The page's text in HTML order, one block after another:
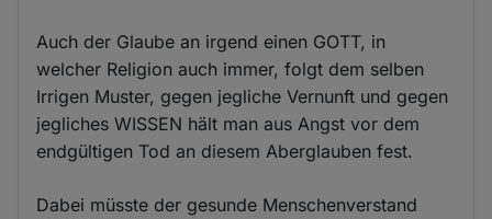
Auch der Glaube an irgend einen GOTT, in
welcher Religion auch immer, folgt dem selben
Irrigen Muster, gegen jegliche Vernunft und gegen
jegliches WISSEN hält man aus Angst vor dem
endgültigen Tod an diesem Aberglauben fest.
Dabei müsste der gesunde Menschenverstand